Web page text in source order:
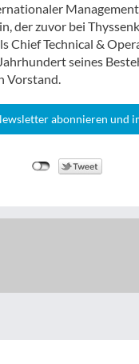
der zuvor bei
Chief Technical &
seines
Vorstand.
abonnieren und